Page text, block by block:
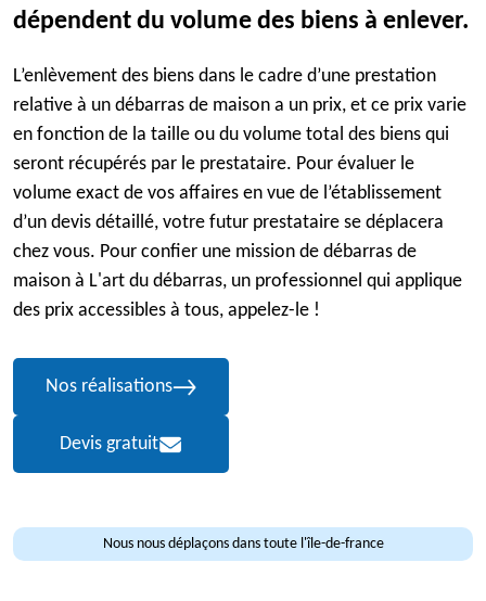
dépendent du volume des biens à enlever.
L’enlèvement des biens dans le cadre d’une prestation
relative à un débarras de maison a un prix, et ce prix varie
en fonction de la taille ou du volume total des biens qui
seront récupérés par le prestataire. Pour évaluer le
volume exact de vos affaires en vue de l’établissement
d’un devis détaillé, votre futur prestataire se déplacera
chez vous. Pour confier une mission de débarras de
maison à L'art du débarras, un professionnel qui applique
des prix accessibles à tous, appelez-le !
Nos réalisations
Devis gratuit
Nous nous déplaçons dans toute l'île-de-france